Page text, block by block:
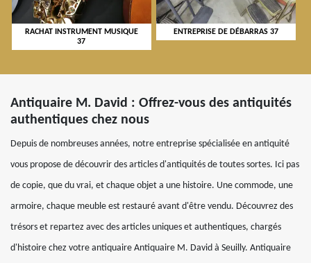
RACHAT INSTRUMENT MUSIQUE
37
ENTREPRISE DE DÉBARRAS 37
Antiquaire M. David : Offrez-vous des antiquités
authentiques chez nous
Depuis de nombreuses années, notre entreprise spécialisée en antiquité
vous propose de découvrir des articles d'antiquités de toutes sortes. Ici pas
de copie, que du vrai, et chaque objet a une histoire. Une commode, une
armoire, chaque meuble est restauré avant d'être vendu. Découvrez des
trésors et repartez avec des articles uniques et authentiques, chargés
d'histoire chez votre antiquaire Antiquaire M. David à Seuilly. Antiquaire